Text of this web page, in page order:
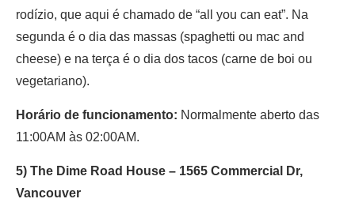
rodízio, que aqui é chamado de “all you can eat”. Na
segunda é o dia das massas (spaghetti ou mac and
cheese) e na terça é o dia dos tacos (carne de boi ou
vegetariano).
Horário de funcionamento: Normalmente aberto das
11:00AM às 02:00AM.
5) The Dime Road House – 1565 Commercial Dr,
Vancouver